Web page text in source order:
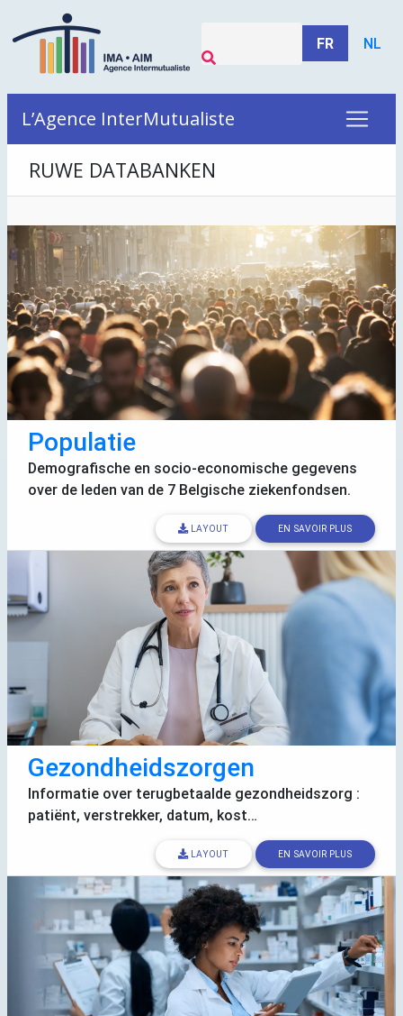
FR NL
L’Agence InterMutualiste
RUWE DATABANKEN
Populatie
Demografische en socio-economische gegevens
over de leden van de 7 Belgische ziekenfondsen.
LAYOUT EN SAVOIR PLUS
Gezondheidszorgen
Informatie over terugbetaalde gezondheidszorg :
patiënt, verstrekker, datum, kost…
LAYOUT EN SAVOIR PLUS